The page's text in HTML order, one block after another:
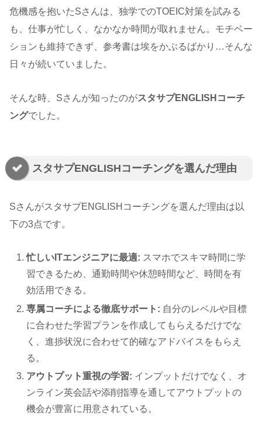
危機感を抱いたSさんは、独学でのTOEIC対策を試みる
も、仕事が忙しく、なかなか時間が取れません。モチベー
ションも維持できず、参考書は埃をかぶるばかり…そんな
日々が続いていました。
そんな時、Sさんが知ったのがスタサプENGLISHコーチ
ングでした。
スタサプENGLISHコーチングを選んだ理由
SさんがスタサプENGLISHコーチングを選んだ理由は以
下の3点です。
忙しいITエンジニアに最適: スマホでスキマ時間に学
習できるため、通勤時間や休憩時間など、時間を有
効活用できる。
専属コーチによる徹底サポート: 自分のレベルや目標
に合わせた学習プランを作成してもらえるだけでな
く、進捗状況に合わせて的確なアドバイスをもらえ
る。
アウトプット重視の学習: インプットだけでなく、オ
ンライン英会話や添削指導を通してアウトプットの
機会が豊富に用意されている。